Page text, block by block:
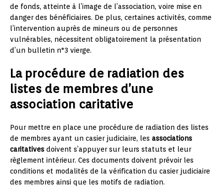
de fonds, atteinte à l’image de l’association, voire mise en
danger des bénéficiaires. De plus, certaines activités, comme
l’intervention auprès de mineurs ou de personnes
vulnérables, nécessitent obligatoirement la présentation
d’un bulletin n°3 vierge.
La procédure de radiation des
listes de membres d’une
association caritative
Pour mettre en place une procédure de radiation des listes
de membres ayant un casier judiciaire, les associations
caritatives doivent s’appuyer sur leurs statuts et leur
règlement intérieur. Ces documents doivent prévoir les
conditions et modalités de la vérification du casier judiciaire
des membres ainsi que les motifs de radiation.